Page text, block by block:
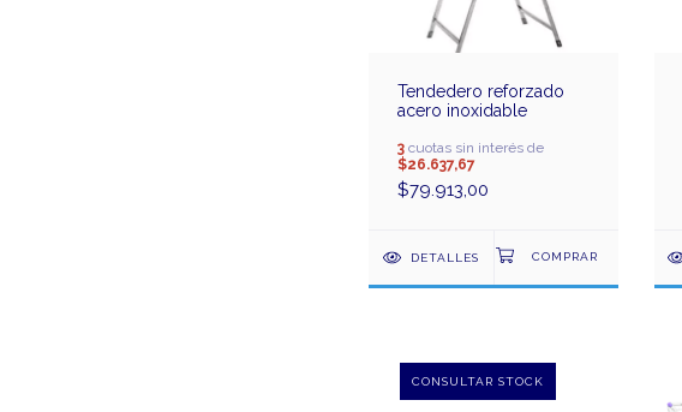
Tendedero reforzado
acero inoxidable
3 cuotas sin interés de
$26.637,67
$79.913,00
DETALLES